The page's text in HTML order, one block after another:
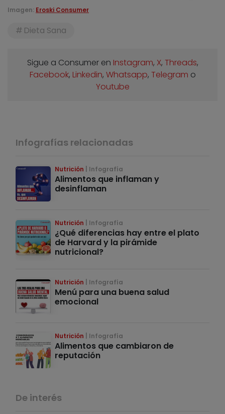
Imagen: Eroski Consumer
Dieta Sana
Sigue a Consumer en Instagram, X, Threads,
Facebook, Linkedin, Whatsapp, Telegram o
Youtube
Infografías relacionadas
Nutrición Infografía
Alimentos que inflaman y
desinflaman
Nutrición Infografía
¿Qué diferencias hay entre el plato
de Harvard y la pirámide
nutricional?
Nutrición Infografía
Menú para una buena salud
emocional
Nutrición Infografía
Alimentos que cambiaron de
reputación
De interés